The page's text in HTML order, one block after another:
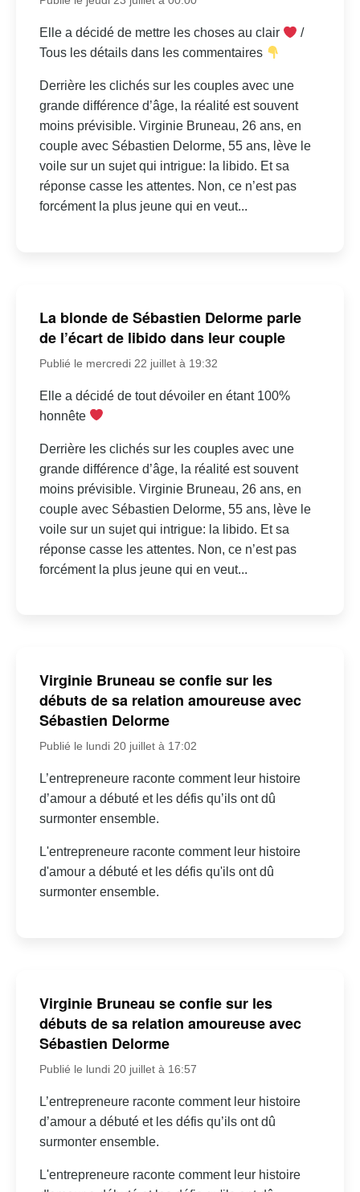
Elle a décidé de mettre les choses au clair
/
Tous les détails dans les commentaires
Derrière les clichés sur les couples avec une
grande différence d’âge, la réalité est souvent
moins prévisible. Virginie Bruneau, 26 ans, en
couple avec Sébastien Delorme, 55 ans, lève le
voile sur un sujet qui intrigue: la libido. Et sa
réponse casse les attentes. Non, ce n’est pas
forcément la plus jeune qui en veut...
La blonde de Sébastien Delorme parle
de l’écart de libido dans leur couple
Publié le mercredi 22 juillet à 19:32
Elle a décidé de tout dévoiler en étant 100%
honnête
Derrière les clichés sur les couples avec une
grande différence d’âge, la réalité est souvent
moins prévisible. Virginie Bruneau, 26 ans, en
couple avec Sébastien Delorme, 55 ans, lève le
voile sur un sujet qui intrigue: la libido. Et sa
réponse casse les attentes. Non, ce n’est pas
forcément la plus jeune qui en veut...
Virginie Bruneau se confie sur les
débuts de sa relation amoureuse avec
Sébastien Delorme
Publié le lundi 20 juillet à 17:02
L’entrepreneure raconte comment leur histoire
d’amour a débuté et les défis qu’ils ont dû
surmonter ensemble.
L'entrepreneure raconte comment leur histoire
d'amour a débuté et les défis qu'ils ont dû
surmonter ensemble.
Virginie Bruneau se confie sur les
débuts de sa relation amoureuse avec
Sébastien Delorme
Publié le lundi 20 juillet à 16:57
L’entrepreneure raconte comment leur histoire
d’amour a débuté et les défis qu’ils ont dû
surmonter ensemble.
L'entrepreneure raconte comment leur histoire